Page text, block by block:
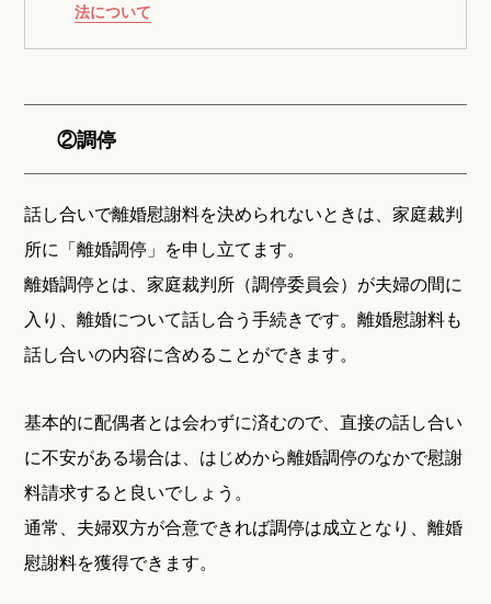
法について
②調停
話し合いで離婚慰謝料を決められないときは、家庭裁判
所に「離婚調停」を申し立てます。
離婚調停とは、家庭裁判所（調停委員会）が夫婦の間に
入り、離婚について話し合う手続きです。離婚慰謝料も
話し合いの内容に含めることができます。
基本的に配偶者とは会わずに済むので、直接の話し合い
に不安がある場合は、はじめから離婚調停のなかで慰謝
料請求すると良いでしょう。
通常、夫婦双方が合意できれば調停は成立となり、離婚
慰謝料を獲得できます。